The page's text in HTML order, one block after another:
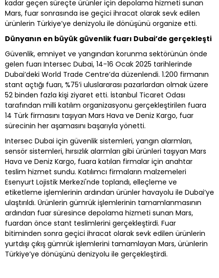
kadar geçen süreçte ürünler için depolama hizmeti sunan
Mars, fuar sonrasında ise geçici ihracat olarak sevk edilen
ürünlerin Türkiye’ye denizyolu ile dönüşünü organize etti.
Dünyanın en büyük güvenlik fuarı Dubai’de gerçekleşti
Güvenlik, emniyet ve yangından korunma sektörünün önde
gelen fuarı Intersec Dubai, 14-16 Ocak 2025 tarihlerinde
Dubai’deki World Trade Centre’da düzenlendi. 1.200 firmanın
stant açtığı fuarı, %75’i uluslararası pazarlardan olmak üzere
52 binden fazla kişi ziyaret etti. İstanbul Ticaret Odası
tarafından milli katılım organizasyonu gerçekleştirilen fuara
14 Türk firmasını taşıyan Mars Hava ve Deniz Kargo, fuar
sürecinin her aşamasını başarıyla yönetti.
Intersec Dubai için güvenlik sistemleri, yangın alarmları,
sensör sistemleri, hırsızlık alarmları gibi ürünleri taşıyan Mars
Hava ve Deniz Kargo, fuara katılan firmalar için anahtar
teslim hizmet sundu. Katılımcı firmaların malzemeleri
Esenyurt Lojistik Merkezi'nde toplandı, elleçleme ve
etiketleme işlemlerinin ardından ürünler havayolu ile Dubai’ye
ulaştırıldı. Ürünlerin gümrük işlemlerinin tamamlanmasının
ardından fuar süresince depolama hizmeti sunan Mars,
fuardan önce stant teslimlerini gerçekleştirdi. Fuar
bitiminden sonra geçici ihracat olarak sevk edilen ürünlerin
yurtdışı çıkış gümrük işlemlerini tamamlayan Mars, ürünlerin
Türkiye’ye dönüşünü denizyolu ile gerçekleştirdi.